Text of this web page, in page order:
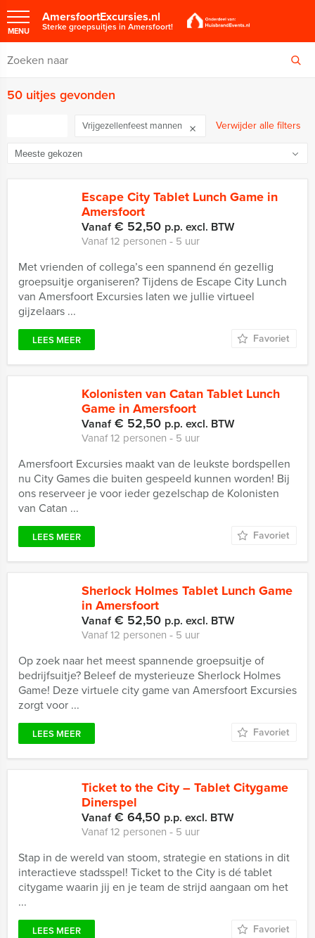
AmersfoortExcursies.nl
Sterke groepsuitjes in Amersfoort!
MENU
50 uitjes gevonden
Vrijgezellenfeest mannen Verwijder alle filters
Escape City Tablet Lunch Game in
Amersfoort
Vanaf€ 52,50 p.p. excl. BTW
Vanaf 12 personen ‐ 5 uur
Met vrienden of collega’s een spannend én gezellig
groepsuitje organiseren? Tijdens de Escape City Lunch
van Amersfoort Excursies laten we jullie virtueel
gijzelaars ...
LEES MEER Favoriet
Kolonisten van Catan Tablet Lunch
Game in Amersfoort
Vanaf€ 52,50 p.p. excl. BTW
Vanaf 12 personen ‐ 5 uur
Amersfoort Excursies maakt van de leukste bordspellen
nu City Games die buiten gespeeld kunnen worden! Bij
ons reserveer je voor ieder gezelschap de Kolonisten
van Catan ...
LEES MEER Favoriet
Sherlock Holmes Tablet Lunch Game
in Amersfoort
Vanaf€ 52,50 p.p. excl. BTW
Vanaf 12 personen ‐ 5 uur
Op zoek naar het meest spannende groepsuitje of
bedrijfsuitje? Beleef de mysterieuze Sherlock Holmes
Game! Deze virtuele city game van Amersfoort Excursies
zorgt voor ...
LEES MEER Favoriet
Ticket to the City – Tablet Citygame
Dinerspel
Vanaf€ 64,50 p.p. excl. BTW
Vanaf 12 personen ‐ 5 uur
Stap in de wereld van stoom, strategie en stations in dit
interactieve stadsspel! Ticket to the City is dé tablet
citygame waarin jij en je team de strijd aangaan om het
...
LEES MEER Favoriet